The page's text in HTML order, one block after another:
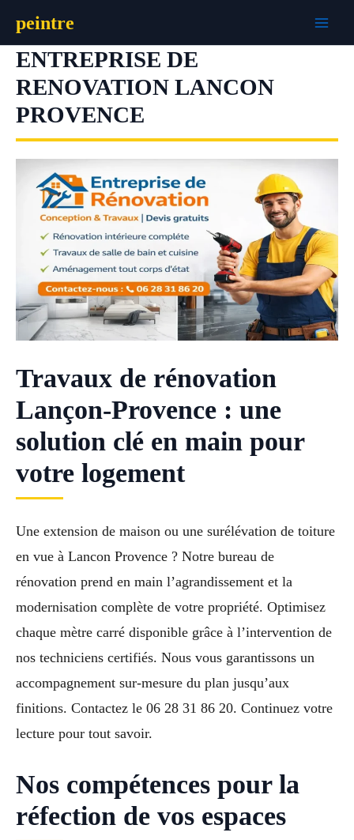
contenu
peintre
ENTREPRISE DE
RENOVATION LANCON
PROVENCE
Travaux de rénovation
Lançon-Provence : une
solution clé en main pour
votre logement
Une extension de maison ou une surélévation de toiture
en vue à Lancon Provence ? Notre bureau de
rénovation prend en main l’agrandissement et la
modernisation complète de votre propriété. Optimisez
chaque mètre carré disponible grâce à l’intervention de
nos techniciens certifiés. Nous vous garantissons un
accompagnement sur-mesure du plan jusqu’aux
finitions. Contactez le 06 28 31 86 20. Continuez votre
lecture pour tout savoir.
Nos compétences pour la
réfection de vos espaces